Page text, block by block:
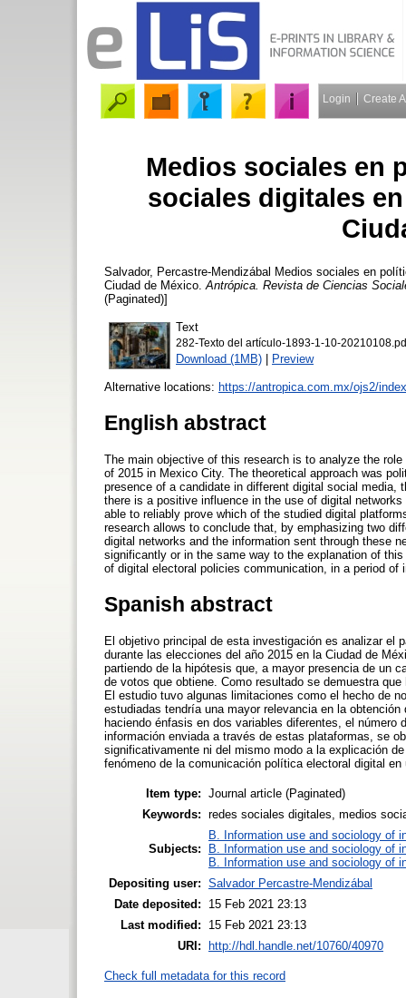
Login Create
Medios sociales en
sociales digitales
Salvador, Percastre-Mendizábal Medios sociales en
Ciudad de México. Antrópica. Revista de Ciencias
(Paginated)]
Text
282-Texto del artículo-1893-1-10-
Download (1MB) | Preview
Alternative locations: https://antropica.com.mx/ojs2/
English abstract
The main objective of this research is to analyze the
of 2015 in Mexico City. The theoretical approach was
presence of a candidate in different digital social
there is a positive influence in the use of digital
able to reliably prove which of the studied digital
research allows to conclude that, by emphasizing two
digital networks and the information sent through these
significantly or in the same way to the explanation of
of digital electoral policies communication, in a period
Spanish abstract
El objetivo principal de esta investigación es analizar el
durante las elecciones del año 2015 en la Ciudad de
partiendo de la hipótesis que, a mayor presencia de un
de votos que obtiene. Como resultado se demuestra
El estudio tuvo algunas limitaciones como el hecho de
estudiadas tendría una mayor relevancia en la
haciendo énfasis en dos variables diferentes, el
información enviada a través de estas plataformas, se
significativamente ni del mismo modo a la explicación
fenómeno de la comunicación política electoral digital
Item type: Journal article (Paginated)
Keywords: redes sociales digitales, medios
Subjects:
B. Information use and sociology of
B. Information use and sociology of
B. Information use and sociology of
Depositing user: Salvador Percastre-Mendizábal
Date deposited:
15 Feb 2021 23:13
Last modified:
15 Feb 2021 23:13
URI:
http://hdl.handle.net/10760/40970
Check full metadata for this record